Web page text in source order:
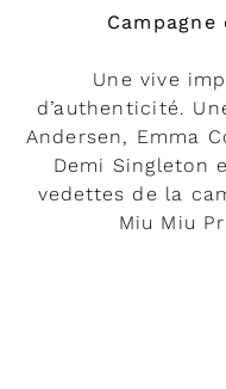
Une vive
d’authenticité.
Andersen, Emma
Demi Singleton
vedettes de la
Miu Miu